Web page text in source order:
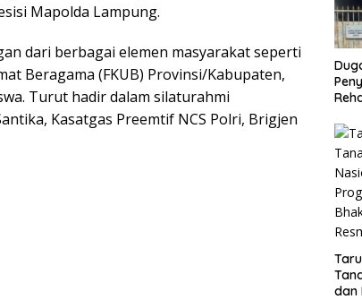
Mapolda Lampung.
dari berbagai elemen masyarakat seperti
Beragama (FKUB) Provinsi/Kabupaten,
Turut hadir dalam silaturahmi
Kasatgas Preemtif NCS Polri, Brigjen
dan